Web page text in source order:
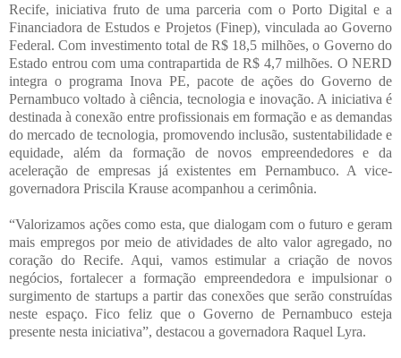
Recife, iniciativa fruto de uma parceria com o Porto Digital e a
Financiadora de Estudos e Projetos (Finep), vinculada ao Governo
Federal. Com investimento total de R$ 18,5 milhões, o Governo do
Estado entrou com uma contrapartida de R$ 4,7 milhões. O NERD
integra o programa Inova PE, pacote de ações do Governo de
Pernambuco voltado à ciência, tecnologia e inovação. A iniciativa é
destinada à conexão entre profissionais em formação e as demandas
do mercado de tecnologia, promovendo inclusão, sustentabilidade e
equidade, além da formação de novos empreendedores e da
aceleração de empresas já existentes em Pernambuco. A vice-
governadora Priscila Krause acompanhou a cerimônia.
“Valorizamos ações como esta, que dialogam com o futuro e geram
mais empregos por meio de atividades de alto valor agregado, no
coração do Recife. Aqui, vamos estimular a criação de novos
negócios, fortalecer a formação empreendedora e impulsionar o
surgimento de startups a partir das conexões que serão construídas
neste espaço. Fico feliz que o Governo de Pernambuco esteja
presente nesta iniciativa”, destacou a governadora Raquel Lyra.